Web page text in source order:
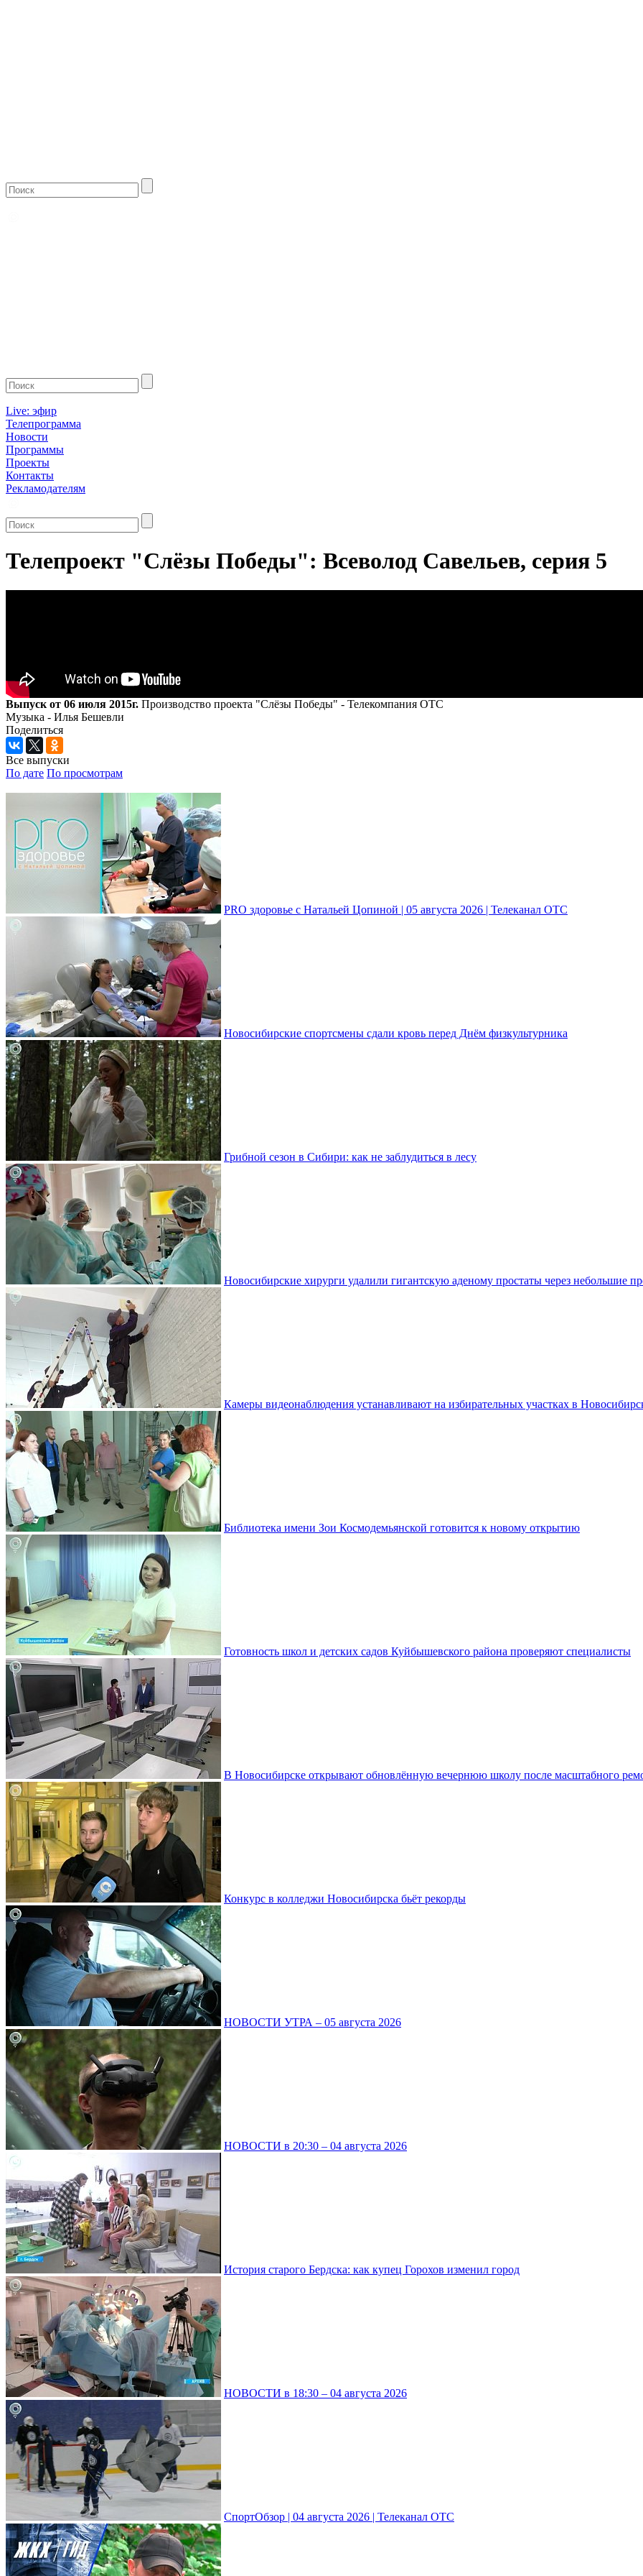
Live: эфир
Телепрограмма
Новости
Программы
Проекты
Контакты
Рекламодателям
Телепроект "Слёзы Победы": Всеволод Савельев, серия 5
Выпуск от 06 июля 2015г. Производство проекта "Слёзы Победы" - Телекомпания ОТС
Музыка - Илья Бешевли
Поделиться
Все выпуски
По дате По просмотрам
PRO здоровье с Натальей Цопиной | 05 августа 2026 | Телеканал ОТС
Новосибирские спортсмены сдали кровь перед Днём физкультурника
Грибной сезон в Сибири: как не заблудиться в лесу
Новосибирские хирурги удалили гигантскую аденому простаты через небольшие
Камеры видеонаблюдения устанавливают на избирательных участках в
Библиотека имени Зои Космодемьянской готовится к новому открытию
Готовность школ и детских садов Куйбышевского района проверяют специалисты
В Новосибирске открывают обновлённую вечернюю школу после масштабного
Конкурс в колледжи Новосибирска бьёт рекорды
НОВОСТИ УТРА – 05 августа 2026
НОВОСТИ в 20:30 – 04 августа 2026
История старого Бердска: как купец Горохов изменил город
НОВОСТИ в 18:30 – 04 августа 2026
СпортОбзор | 04 августа 2026 | Телеканал ОТС